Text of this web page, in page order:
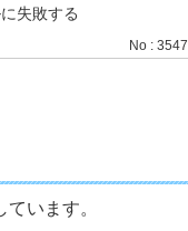
失敗する
No : 3547
います。